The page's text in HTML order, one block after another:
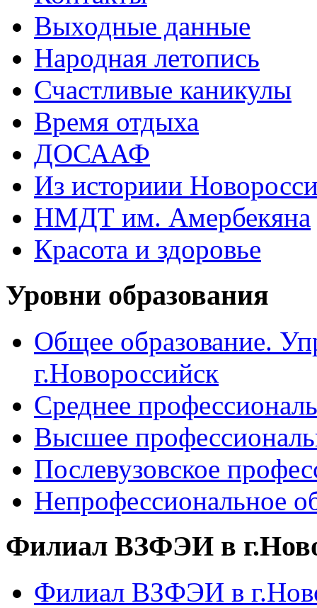
Выходные данные
Народная летопись
Счастливые каникулы
Время отдыха
ДОСААФ
Из историии
НМДТ им. Амербекяна
Красота и здоровье
Уровни образования
Общее образование.
г.Новороссийск
Среднее
Высшее
Послевузовское
Непрофессиональное
Филиал ВЗФЭИ в
Филиал ВЗФЭИ в